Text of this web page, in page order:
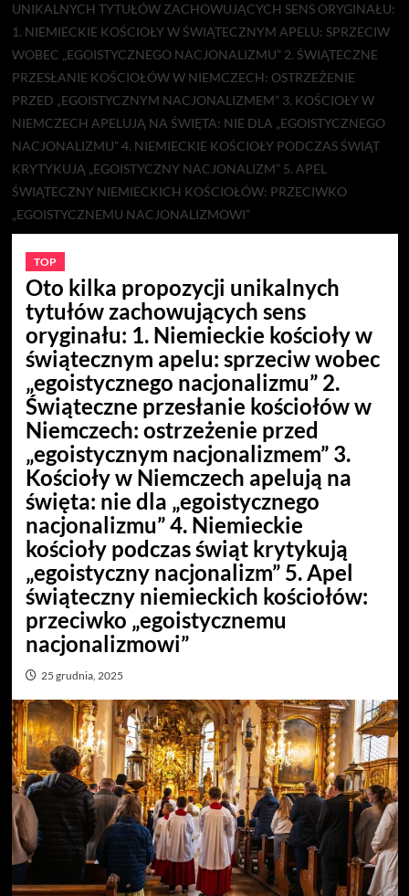
UNIKALNYCH TYTUŁÓW ZACHOWUJĄCYCH SENS ORYGINAŁU:
1. NIEMIECKIE KOŚCIOŁY W ŚWIĄTECZNYM APELU: SPRZECIW
WOBEC „EGOISTYCZNEGO NACJONALIZMU” 2. ŚWIĄTECZNE
PRZESŁANIE KOŚCIOŁÓW W NIEMCZECH: OSTRZEŻENIE
PRZED „EGOISTYCZNYM NACJONALIZMEM” 3. KOŚCIOŁY W
NIEMCZECH APELUJĄ NA ŚWIĘTA: NIE DLA „EGOISTYCZNEGO
NACJONALIZMU” 4. NIEMIECKIE KOŚCIOŁY PODCZAS ŚWIĄT
KRYTYKUJĄ „EGOISTYCZNY NACJONALIZM” 5. APEL
ŚWIĄTECZNY NIEMIECKICH KOŚCIOŁÓW: PRZECIWKO
„EGOISTYCZNEMU NACJONALIZMOWI”
TOP
Oto kilka propozycji unikalnych
tytułów zachowujących sens
oryginału: 1. Niemieckie kościoły w
świątecznym apelu: sprzeciw wobec
„egoistycznego nacjonalizmu” 2.
Świąteczne przesłanie kościołów w
Niemczech: ostrzeżenie przed
„egoistycznym nacjonalizmem” 3.
Kościoły w Niemczech apelują na
święta: nie dla „egoistycznego
nacjonalizmu” 4. Niemieckie
kościoły podczas świąt krytykują
„egoistyczny nacjonalizm” 5. Apel
świąteczny niemieckich kościołów:
przeciwko „egoistycznemu
nacjonalizmowi”
25 grudnia, 2025